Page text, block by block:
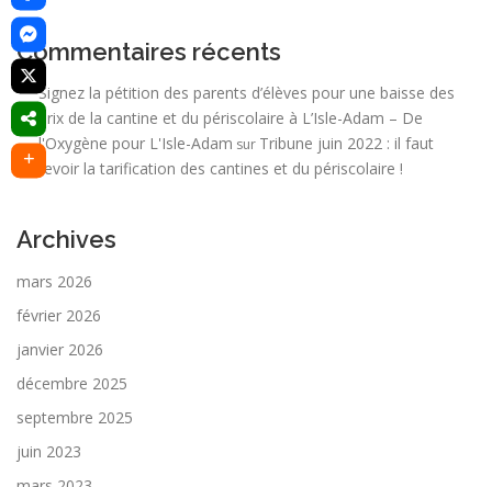
Commentaires récents
Signez la pétition des parents d’élèves pour une baisse des
prix de la cantine et du périscolaire à L’Isle-Adam – De
l'Oxygène pour L'Isle-Adam sur Tribune juin 2022 : il faut
revoir la tarification des cantines et du périscolaire !
Archives
mars 2026
février 2026
janvier 2026
décembre 2025
septembre 2025
juin 2023